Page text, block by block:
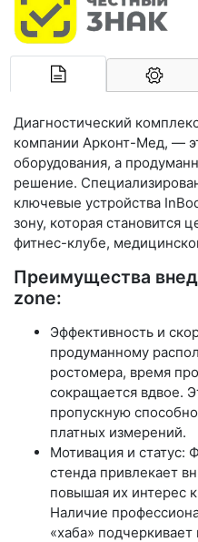
Диагностический
компании Арконт-Мед, —
оборудования, а
решение.
ключевые устройства
зону, которая становится
фитнес-клубе,
Преимущества
zone:
Эффективность и
продуманному
ростомера, время
сокращается вдвое.
пропускную
платных измерений.
Мотивация и статус:
стенда привлекает
повышая их интерес
Наличие
«хаба»